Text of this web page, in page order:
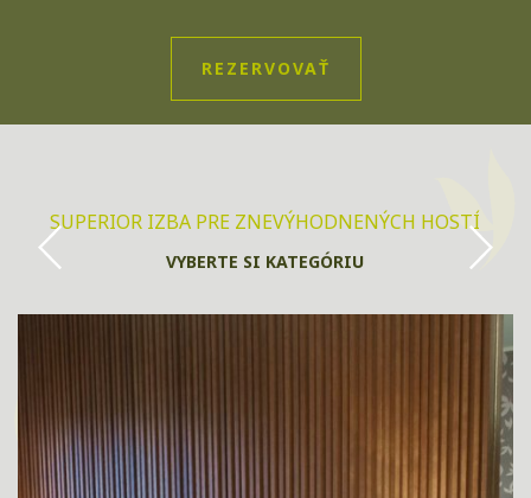
REZERVOVAŤ
SUPERIOR IZBA PRE ZNEVÝHODNENÝCH HOSTÍ
VYBERTE SI KATEGÓRIU
APARTMÁN JUNIOR SUITE
DE LUXE APARTMÁN YASMIN